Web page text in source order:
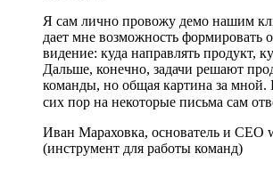
Я сам лично провожу демо нашим
дает мне возможность формировать
видение: куда направлять продукт,
Дальше, конечно, задачи решают
команды, но общая картина за мной.
сих пор на некоторые письма сам
Иван Мараховка, основатель и CEO
(инструмент для работы команд)